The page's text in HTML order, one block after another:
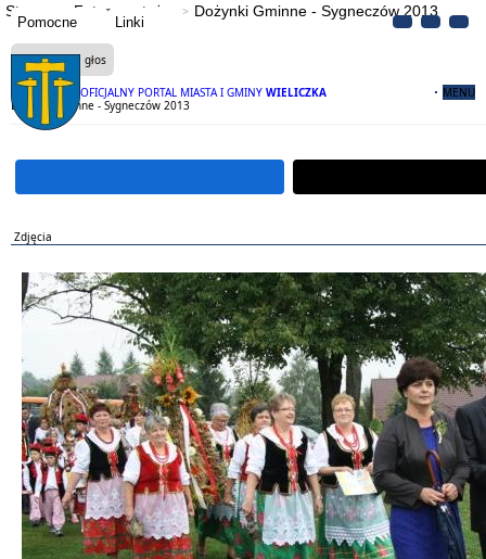
Pomocne Linki
OFICJALNY PORTAL MIASTA I GMINY WIELICZKA MENU
Strona Fotoreportaże Dożynki Gminne - Sygneczów 2013
Czytaj na głos
Dożynki Gminne - Sygneczów 2013
Zdjęcia